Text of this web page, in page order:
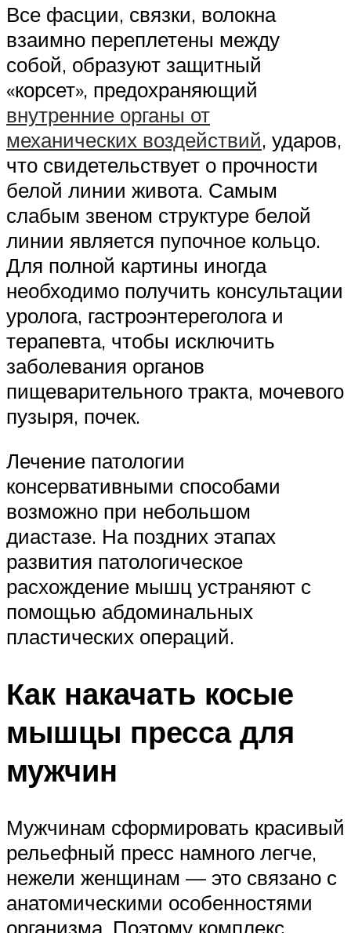
Все фасции, связки, волокна
взаимно переплетены между
собой, образуют защитный
«корсет», предохраняющий
внутренние органы от
механических воздействий, ударов,
что свидетельствует о прочности
белой линии живота. Самым
слабым звеном структуре белой
линии является пупочное кольцо.
Для полной картины иногда
необходимо получить консультации
уролога, гастроэнтереголога и
терапевта, чтобы исключить
заболевания органов
пищеварительного тракта, мочевого
пузыря, почек.
Лечение патологии
консервативными способами
возможно при небольшом
диастазе. На поздних этапах
развития патологическое
расхождение мышц устраняют с
помощью абдоминальных
пластических операций.
Как накачать косые
мышцы пресса для
мужчин
Мужчинам сформировать красивый
рельефный пресс намного легче,
нежели женщинам — это связано с
анатомическими особенностями
организма. Поэтому комплекс